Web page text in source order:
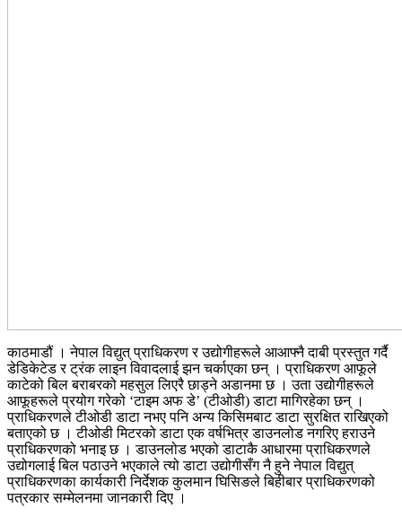
काठमाडौं । नेपाल विद्युत् प्राधिकरण र उद्योगीहरूले आआफ्नै दाबी प्रस्तुत गर्दै
डेडिकेटेड र ट्रंक लाइन विवादलाई झन चर्काएका छन् । प्राधिकरण आफूले
काटेको बिल बराबरको महसुल लिएरै छाड्ने अडानमा छ । उता उद्योगीहरूले
आफूहरूले प्रयोग गरेको ‘टाइम अफ डे’ (टीओडी) डाटा मागिरहेका छन् ।
प्राधिकरणले टीओडी डाटा नभए पनि अन्य किसिमबाट डाटा सुरक्षित राखिएको
बताएको छ । टीओडी मिटरको डाटा एक वर्षभित्र डाउनलोड नगरिए हराउने
प्राधिकरणको भनाइ छ । डाउनलोड भएको डाटाकै आधारमा प्राधिकरणले
उद्योगलाई बिल पठाउने भएकाले त्यो डाटा उद्योगीसँग नै हुने नेपाल विद्युत्
प्राधिकरणका कार्यकारी निर्देशक कुलमान घिसिङले बिहीबार प्राधिकरणको
पत्रकार सम्मेलनमा जानकारी दिए ।